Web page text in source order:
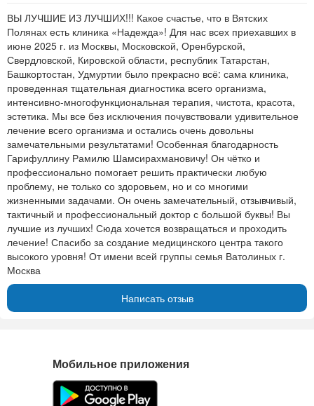
ВЫ ЛУЧШИЕ ИЗ ЛУЧШИХ!!! Какое счастье, что в Вятских
Полянах есть клиника «Надежда»! Для нас всех приехавших в
июне 2025 г. из Москвы, Московской, Оренбурской,
Свердловской, Кировской области, республик Татарстан,
Башкортостан, Удмуртии было прекрасно всё: сама клиника,
проведенная тщательная диагностика всего организма,
интенсивно-многофункциональная терапия, чистота, красота,
эстетика. Мы все без исключения почувствовали удивительное
лечение всего организма и остались очень довольны
замечательными результатами! Особенная благодарность
Гарифуллину Рамилю Шамсирахмановичу! Он чётко и
профессионально помогает решить практически любую
проблему, не только со здоровьем, но и со многими
жизненными задачами. Он очень замечательный, отзывчивый,
тактичный и профессиональный доктор с большой буквы! Вы
лучшие из лучших! Сюда хочется возвращаться и проходить
лечение! Спасибо за создание медицинского центра такого
высокого уровня! От имени всей группы семья Ватолиных г.
Москва
Написать отзыв
Мобильное приложения